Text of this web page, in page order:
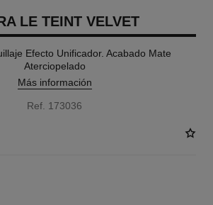
LE TEINT VELVET
Efecto Unificador. Acabado Mate
Aterciopelado
Más información
Ref. 173036